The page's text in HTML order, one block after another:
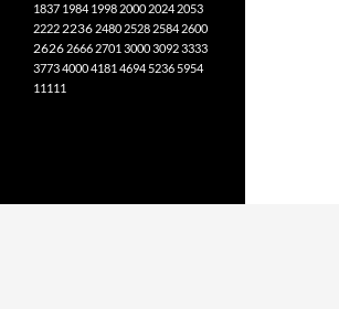
1837 1984 1998 2000 2024 2053
2222 2236 2480 2528 2584 2600
2626 2666 2701 300030923333
377340004181 4694 5236 5954
11111